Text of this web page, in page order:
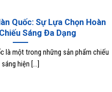
Quốc: Sự Lựa Chọn Hoàn
Sáng Đa Dạng
là một trong những sản phẩm chiếu
sáng hiện [...]